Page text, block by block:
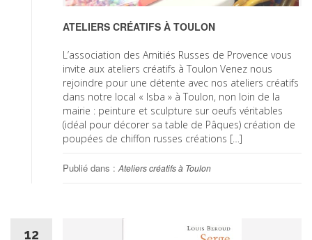
ATELIERS CRÉATIFS À TOULON
L’association des Amitiés Russes de Provence vous
invite aux ateliers créatifs à Toulon Venez nous
rejoindre pour une détente avec nos ateliers créatifs
dans notre local « Isba » à Toulon, non loin de la
mairie : peinture et sculpture sur oeufs véritables
(idéal pour décorer sa table de Pâques) création de
poupées de chiffon russes créations […]
Publié dans :Ateliers créatifs à Toulon
12